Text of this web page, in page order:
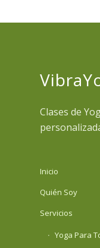
Clases de
Inicio
Quién Soy
Servicios
Yoga Para